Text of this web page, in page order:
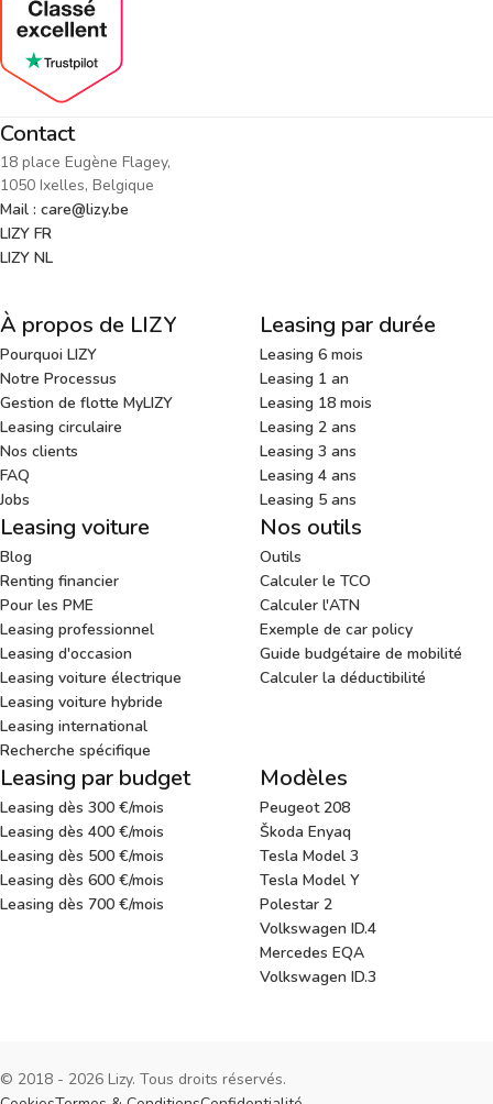
Contact
18 place Eugène Flagey,
1050 Ixelles, Belgique
Mail : care@lizy.be
LIZY FR
LIZY NL
À propos de LIZY
Pourquoi LIZY
Notre Processus
Gestion de flotte MyLIZY
Leasing circulaire
Nos clients
FAQ
Jobs
Leasing par durée
Leasing 6 mois
Leasing 1 an
Leasing 18 mois
Leasing 2 ans
Leasing 3 ans
Leasing 4 ans
Leasing 5 ans
Leasing voiture
Blog
Renting financier
Pour les PME
Leasing professionnel
Leasing d'occasion
Leasing voiture électrique
Leasing voiture hybride
Leasing international
Recherche spécifique
Nos outils
Outils
Calculer le TCO
Calculer l'ATN
Exemple de car policy
Guide budgétaire de mobilité
Calculer la déductibilité
Leasing par budget
Leasing dès 300 €/mois
Leasing dès 400 €/mois
Leasing dès 500 €/mois
Leasing dès 600 €/mois
Leasing dès 700 €/mois
Modèles
Peugeot 208
Škoda Enyaq
Tesla Model 3
Tesla Model Y
Polestar 2
Volkswagen ID.4
Mercedes EQA
Volkswagen ID.3
© 2018 - 2026 Lizy. Tous droits réservés.